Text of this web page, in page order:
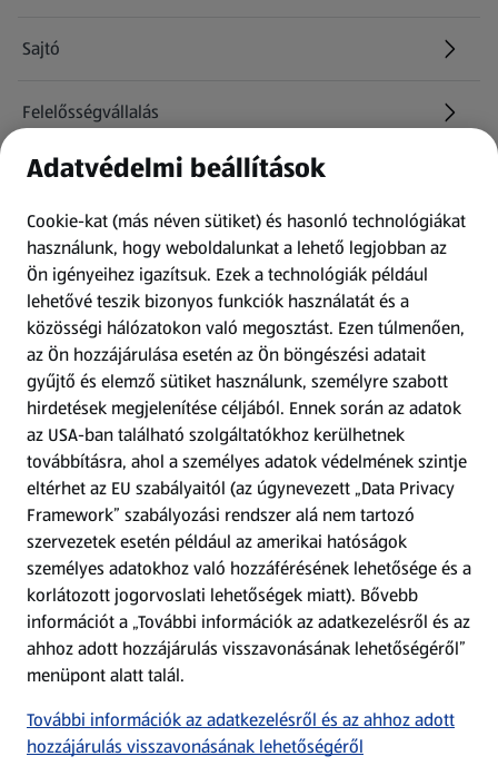
Sajtó
Felelősségvállalás
Információk
Kérdőív
Fizetési lehetőségek
ALDI utalványok
Árcsökkentés
Adattörlő alkalmazás
Szervizpont
(új oldalon nyílik meg)
Fedezz fel minket az interneten!
Töltsd le az ALDI Magyarország applikációt!
Adatvédelmi beállítások
Cookie-kat (más néven sütiket) és hasonló technológiákat
használunk, hogy weboldalunkat a lehető legjobban az
Ön igényeihez igazítsuk. Ezek a technológiák például
lehetővé teszik bizonyos funkciók használatát és a
közösségi hálózatokon való megosztást. Ezen túlmenően,
az Ön hozzájárulása esetén az Ön böngészési adatait
gyűjtő és elemző sütiket használunk, személyre szabott
hirdetések megjelenítése céljából. Ennek során az adatok
az USA-ban található szolgáltatókhoz kerülhetnek
továbbításra, ahol a személyes adatok védelmének szintje
eltérhet az EU szabályaitól (az úgynevezett „Data Privacy
Framework” szabályozási rendszer alá nem tartozó
szervezetek esetén például az amerikai hatóságok
személyes adatokhoz való hozzáférésének lehetősége és a
korlátozott jogorvoslati lehetőségek miatt). Bővebb
információt a „További információk az adatkezelésről és az
ahhoz adott hozzájárulás visszavonásának lehetőségéről”
menüpont alatt talál.
További információk az adatkezelésről és az ahhoz adott
hozzájárulás visszavonásának lehetőségéről